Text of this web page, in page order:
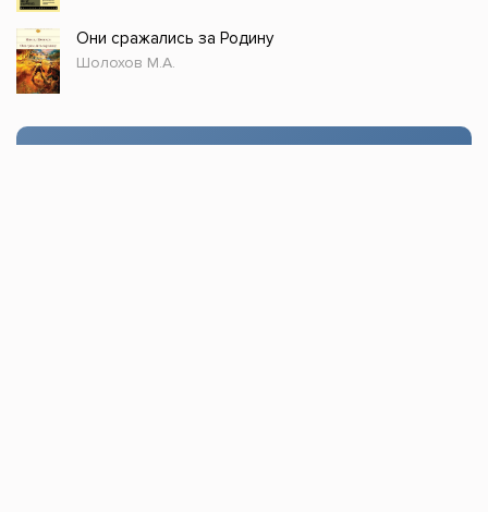
Они сражались за Родину
Шолохов М.А.